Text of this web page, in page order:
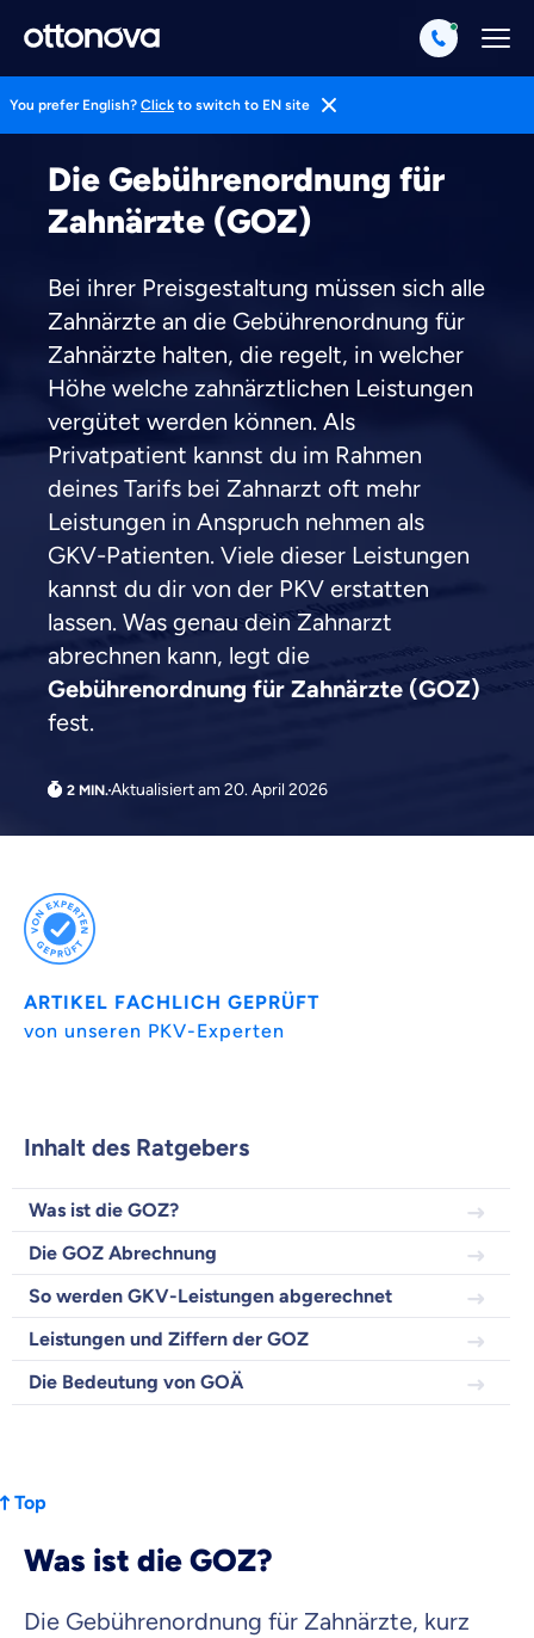
You prefer English? Click to switch to EN site
Pkv Erklärt
Die Gebührenordnung für
Zahnärzte (GOZ)
Bei ihrer Preisgestaltung müssen sich alle
Zahnärzte an die Gebührenordnung für
Zahnärzte halten, die regelt, in welcher
Höhe welche zahnärztlichen Leistungen
vergütet werden können. Als
Privatpatient kannst du im Rahmen
deines Tarifs bei Zahnarzt oft mehr
Leistungen in Anspruch nehmen als
GKV-Patienten. Viele dieser Leistungen
kannst du dir von der PKV erstatten
lassen. Was genau dein Zahnarzt
abrechnen kann, legt die
Gebührenordnung für Zahnärzte (GOZ)
fest.
Aktualisiert am 20. April 2026
ARTIKEL FACHLICH GEPRÜFT
von unseren PKV-Experten
Inhalt des Ratgebers
Was ist die GOZ?
Die GOZ Abrechnung
So werden GKV-Leistungen abgerechnet
Leistungen und Ziffern der GOZ
Die Bedeutung von GOÄ
Top
Was ist die GOZ?
Die Gebührenordnung für Zahnärzte, kurz
Weil es uns wichtig ist, dass
du dich gut beraten fühlst.
Objektive und faire Beratung
Wir möchten, dass du dich aus Überzeugung für
uns entscheidest.
Vergleich mit anderen Tarifen am Markt
Wozu dürfen wir dich beraten?
Krankenvoll
Versicherung
Zahnzusatz
Versicherung
Krankenhaus
Versicherung
Kontaktaufnahme durch ottonova.
Weiter zu deinen Informationen